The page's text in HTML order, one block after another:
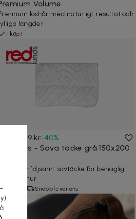
Volume
löshår med naturligt resultat och
längder
1 köpt
299 kr-40%
Redlunds - Sova täcke grå 150x200
och följsamt sovtäcke för behaglig
temperatur
Snabb leverans